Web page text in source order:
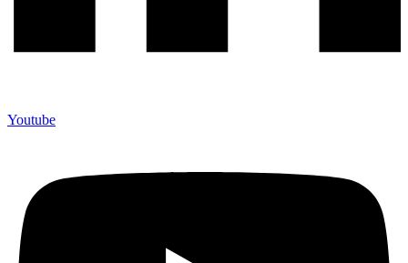
Youtube